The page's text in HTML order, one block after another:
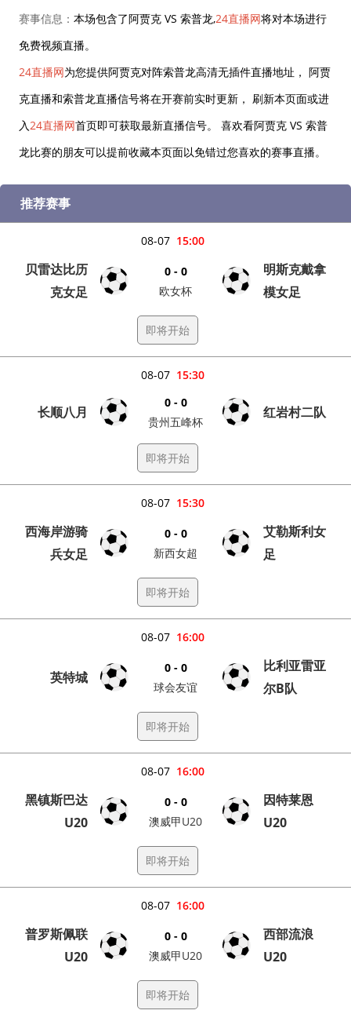
赛事信息： 本场包含了阿贾克 VS 索普龙,24直播网将对本场进行
免费视频直播。
24直播网为您提供阿贾克对阵索普龙高清无插件直播地址， 阿贾
克直播和索普龙直播信号将在开赛前实时更新， 刷新本页面或进
入24直播网首页即可获取最新直播信号。 喜欢看阿贾克 VS 索普
龙比赛的朋友可以提前收藏本页面以免错过您喜欢的赛事直播。
推荐赛事
15:00
08-07
贝雷达比历
克女足
0 - 0
欧女杯
明斯克戴拿
模女足
即将开始
15:30
08-07
长顺八月
0 - 0
贵州五峰杯
红岩村二队
即将开始
15:30
08-07
西海岸游骑
兵女足
0 - 0
新西女超
艾勒斯利女
足
即将开始
16:00
08-07
英特城
0 - 0
球会友谊
比利亚雷亚
尔B队
即将开始
16:00
08-07
黑镇斯巴达
U20
0 - 0
澳威甲U20
因特莱恩
U20
即将开始
16:00
08-07
普罗斯佩联
U20
0 - 0
澳威甲U20
西部流浪
U20
即将开始